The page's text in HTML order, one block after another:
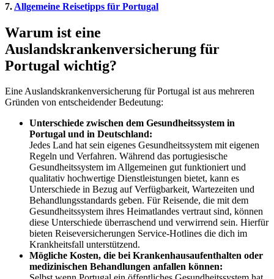
7. Allgemeine Reisetipps für Portugal
Warum ist eine
Auslandskrankenversicherung für
Portugal wichtig?
Eine Auslandskrankenversicherung für Portugal ist aus mehreren
Gründen von entscheidender Bedeutung:
Unterschiede zwischen dem Gesundheitssystem in
Portugal und in Deutschland:
Jedes Land hat sein eigenes Gesundheitssystem mit eigenen
Regeln und Verfahren. Während das portugiesische
Gesundheitssystem im Allgemeinen gut funktioniert und
qualitativ hochwertige Dienstleistungen bietet, kann es
Unterschiede in Bezug auf Verfügbarkeit, Wartezeiten und
Behandlungsstandards geben. Für Reisende, die mit dem
Gesundheitssystem ihres Heimatlandes vertraut sind, können
diese Unterschiede überraschend und verwirrend sein. Hierfür
bieten Reiseversicherungen Service-Hotlines die dich im
Krankheitsfall unterstützend.
Mögliche Kosten, die bei Krankenhausaufenthalten oder
medizinischen Behandlungen anfallen können: